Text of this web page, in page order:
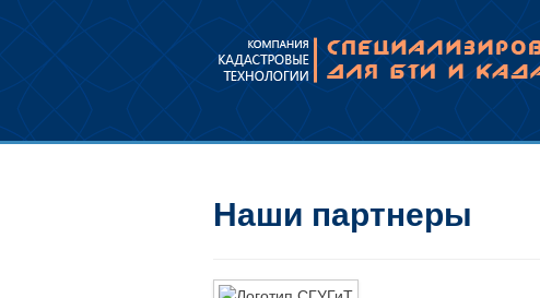
Наши партнеры